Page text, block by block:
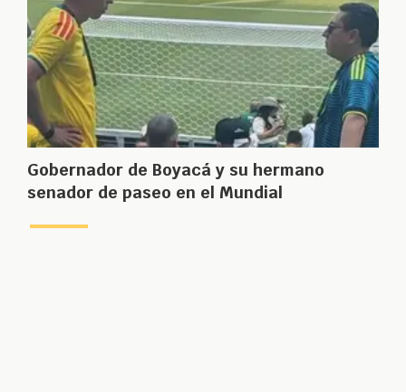
Gobernador de Boyacá y su hermano
senador de paseo en el Mundial